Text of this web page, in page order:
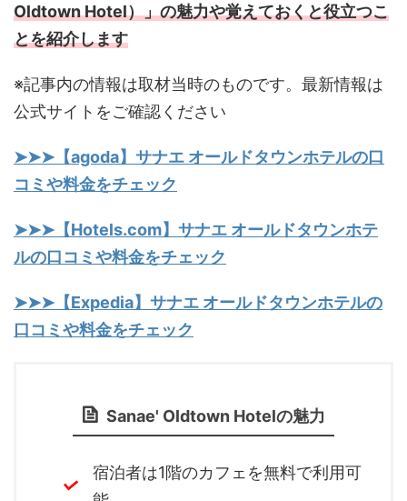
Oldtown Hotel）」の魅力や覚えておくと役立つこ
とを紹介します
※記事内の情報は取材当時のものです。最新情報は
公式サイトをご確認ください
➤➤➤【agoda】サナエ オールドタウンホテルの口
コミや料金をチェック
➤➤➤【Hotels.com】サナエ オールドタウンホテ
ルの口コミや料金をチェック
➤➤➤【Expedia】サナエ オールドタウンホテルの
口コミや料金をチェック
Sanae' Oldtown Hotelの魅力
宿泊者は1階のカフェを無料で利用可